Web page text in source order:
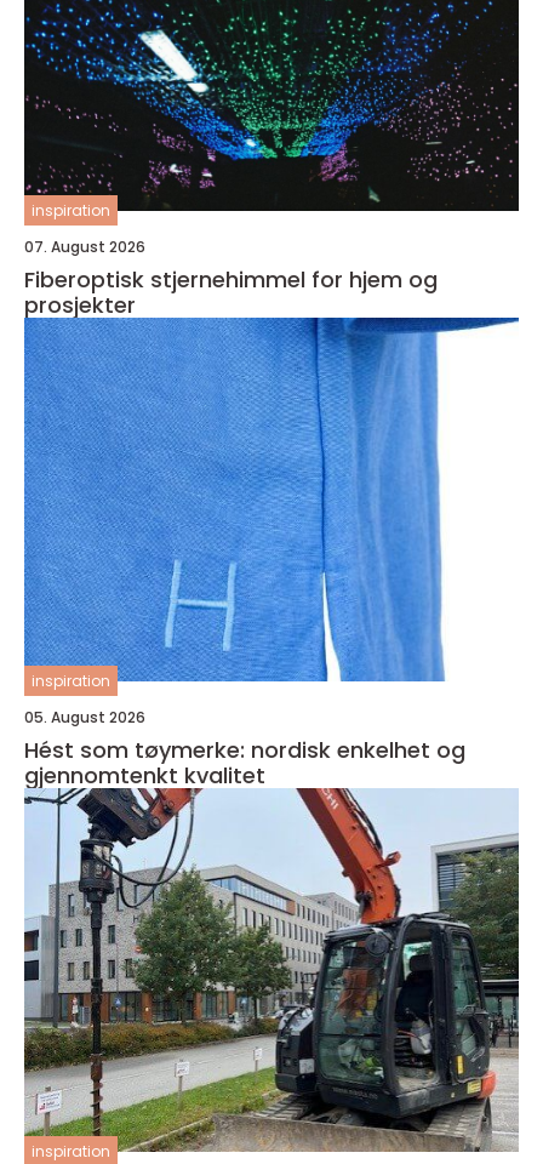
inspiration
07. August 2026
Fiberoptisk stjernehimmel for hjem og
prosjekter
inspiration
05. August 2026
Hést som tøymerke: nordisk enkelhet og
gjennomtenkt kvalitet
inspiration